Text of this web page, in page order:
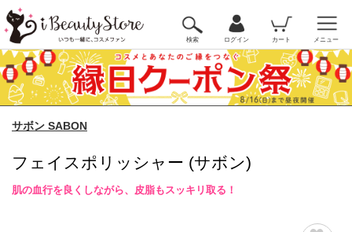
検索 ログイン カート メニュー
サボン SABON
フェイスポリッシャー (サボン)
肌の血行を良くしながら、皮脂もスッキリ取る！